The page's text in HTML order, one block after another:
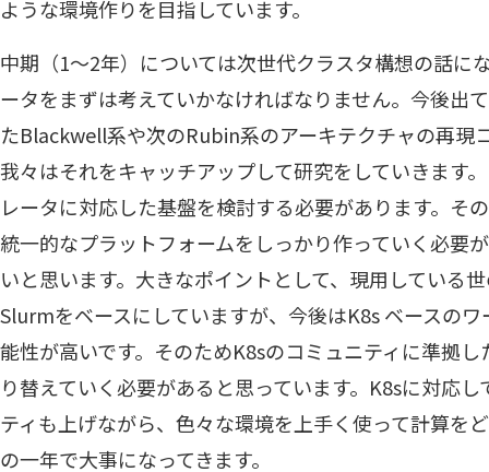
ような環境作りを目指しています。
中期（1〜2年）については次世代クラスタ構想の話に
ータをまずは考えていかなければなりません。今後出
たBlackwell系や次のRubin系のアーキテクチャの再現
我々はそれをキャッチアップして研究をしていきます
レータに対応した基盤を検討する必要があります。そ
統一的なプラットフォームをしっかり作っていく必要
いと思います。大きなポイントとして、現用している
Slurmをベースにしていますが、今後はK8s ベースの
能性が高いです。そのためK8sのコミュニティに準拠
り替えていく必要があると思っています。K8sに対応
ティも上げながら、色々な環境を上手く使って計算を
の一年で大事になってきます。